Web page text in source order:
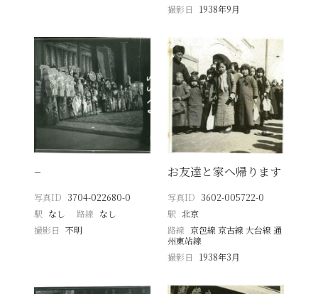
撮影日
1938年9月
−
写真ID 3704-022680-0
駅 なし 路線 なし
撮影日
不明
お友達と家へ帰ります
写真ID 3602-005722-0
駅 北京
路線 京包線 京古線 大台線 通
州東站線
撮影日
1938年3月